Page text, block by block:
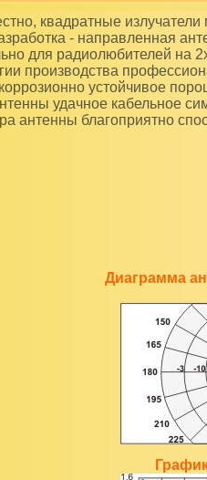
- направленная
для радиолюбителей на
производства
устойчивое
удачное кабельное
антенны благоприятно
Диаграмма